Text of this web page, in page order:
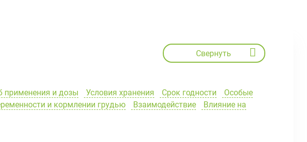
Свернуть
применения и дозы Условия хранения Срок годности
Особые
и кормлении грудью Взаимодействие
Влияние на